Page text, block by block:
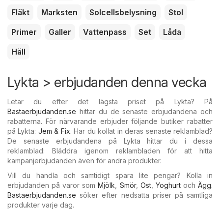
Fläkt
Marksten Solcellsbelysning
Stol
Primer
Galler Vattenpass Set
Låda
Häll
Lykta > erbjudanden denna vecka
Letar du efter det lägsta priset på Lykta? På
Bastaerbjudanden.se hittar du de senaste erbjudandena och
rabatterna. För närvarande erbjuder följande butiker rabatter
på Lykta: Jem & Fix. Har du kollat in deras senaste reklamblad?
De senaste erbjudandena på Lykta hittar du i dessa
reklamblad: Bläddra igenom reklambladen för att hitta
kampanjerbjudanden även för andra produkter.
Vill du handla och samtidigt spara lite pengar? Kolla in
erbjudanden på varor somMjölk Smör, Ost, YoghurtochÄgg.
Bastaerbjudanden.se söker efter nedsatta priser på samtliga
produkter varje dag.